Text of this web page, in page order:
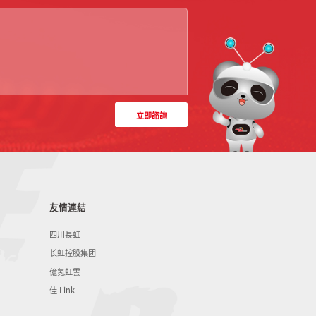
立即諮詢
友情連結
四川長虹
长虹控股集团
億氪虹雲
佳 Link